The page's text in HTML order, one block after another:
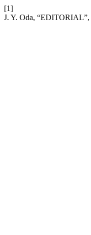
[1]
J. Y. Oda, “EDITORIAL”,